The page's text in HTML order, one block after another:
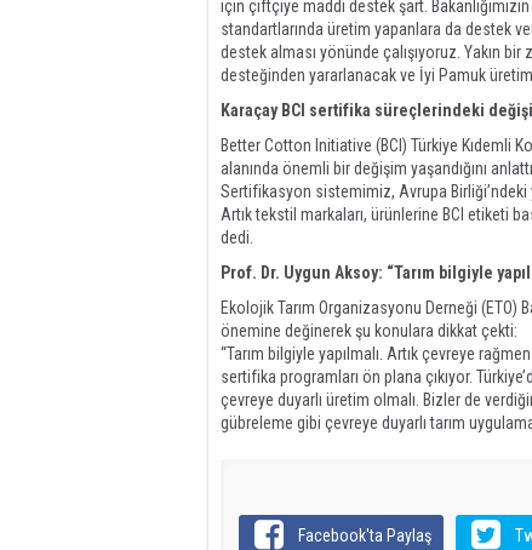
için çiftçiye maddi destek şart.
standartlarında üretim yapanlara da destek
destek alması yönünde çalışıyoruz. Yakın
desteğinden yararlanacak ve İyi Pamuk
Karaçay BCI sertifika süreçlerindeki
Better Cotton Initiative (BCI) Türkiye Kıdemli
alanında önemli bir değişim yaşandığını
Sertifikasyon sistemimiz, Avrupa
Artık tekstil markaları, ürünlerine BCI etiketi
dedi.
Prof. Dr. Uygun Aksoy: “Tarım bilgiyle
Ekolojik Tarım Organizasyonu Derneği
önemine değinerek şu konulara dikkat çekti:
“Tarım bilgiyle yapılmalı. Artık çevreye
sertifika programları ön plana çıkıyor.
çevreye duyarlı üretim olmalı. Bizler de
gübreleme gibi çevreye duyarlı tarım
Facebook'ta Paylaş